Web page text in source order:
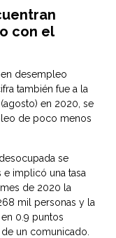
con el
desempleo
también fue a la
en 2020, se
de poco menos
se
implicó una tasa
de 2020 la
mil personas y la
0.9 puntos
un comunicado.